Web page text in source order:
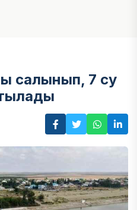
салынып, 7 су